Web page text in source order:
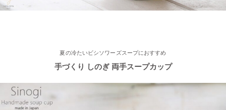
≪新着商品≫ 映える食卓
トルコブルーのきれいな器、入荷し
≪おすすめ≫春の陽気 かわいい桜のお茶碗♪
2023/2/21
夏の冷たいビシソワーズスープにおすすめ
手づくり しのぎ 両手スープカップ